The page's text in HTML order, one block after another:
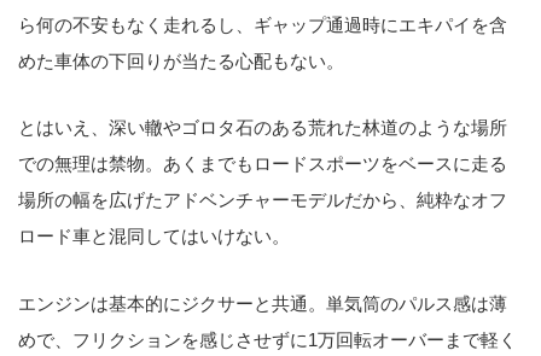
ら何の不安もなく走れるし、ギャップ通過時にエキパイを含
めた車体の下回りが当たる心配もない。
とはいえ、深い轍やゴロタ石のある荒れた林道のような場所
での無理は禁物。あくまでもロードスポーツをベースに走る
場所の幅を広げたアドベンチャーモデルだから、純粋なオフ
ロード車と混同してはいけない。
エンジンは基本的にジクサーと共通。単気筒のパルス感は薄
めで、フリクションを感じさせずに1万回転オーバーまで軽く